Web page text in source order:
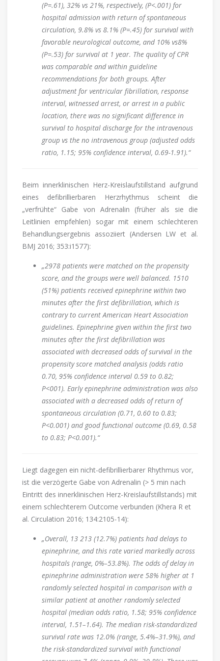
(P=.61), 32% vs 21%, respectively, (P<.001) for
hospital admission with return of spontaneous
circulation, 9.8% vs 8.1% (P=.45) for survival with
favorable neurological outcome, and 10% vs8%
(P=.53) for survival at 1 year. The quality of CPR
was comparable and within guideline
recommendations for both groups. After
adjustment for ventricular fibrillation, response
interval, witnessed arrest, or arrest in a public
location, there was no significant difference in
survival to hospital discharge for the intravenous
group vs the no intravenous group (adjusted odds
ratio, 1.15; 95% confidence interval, 0.69-1.91).“
Beim innerklinischen Herz-Kreislaufstillstand aufgrund
eines defibrillierbaren Herzrhythmus scheint die
„verfrühte“ Gabe von Adrenalin (früher als sie die
Leitlinien empfehlen) sogar mit einem schlechteren
Behandlungsergebnis assoziiert (Andersen LW et al.
BMJ 2016; 353:i1577):
„2978 patients were matched on the propensity
score, and the groups were well balanced. 1510
(51%) patients received epinephrine within two
minutes after the first defibrillation, which is
contrary to current American Heart Association
guidelines. Epinephrine given within the first two
minutes after the first defibrillation was
associated with decreased odds of survival in the
propensity score matched analysis (odds ratio
0.70, 95% confidence interval 0.59 to 0.82;
P<001). Early epinephrine administration was also
associated with a decreased odds of return of
spontaneous circulation (0.71, 0.60 to 0.83;
P<0.001) and good functional outcome (0.69, 0.58
to 0.83; P<0.001).“
Liegt dagegen ein nicht-defibrillierbarer Rhythmus vor,
ist die verzögerte Gabe von Adrenalin (> 5 min nach
Eintritt des innerklinischen Herz-Kreislaufstillstands) mit
einem schlechterem Outcome verbunden (Khera R et
al. Circulation 2016; 134:2105-14):
„Overall, 13 213 (12.7%) patients had delays to
epinephrine, and this rate varied markedly across
hospitals (range, 0%–53.8%). The odds of delay in
epinephrine administration were 58% higher at 1
randomly selected hospital in comparison with a
similar patient at another randomly selected
hospital (median odds ratio, 1.58; 95% confidence
interval, 1.51–1.64). The median risk-standardized
survival rate was 12.0% (range, 5.4%–31.9%), and
the risk-standardized survival with functional